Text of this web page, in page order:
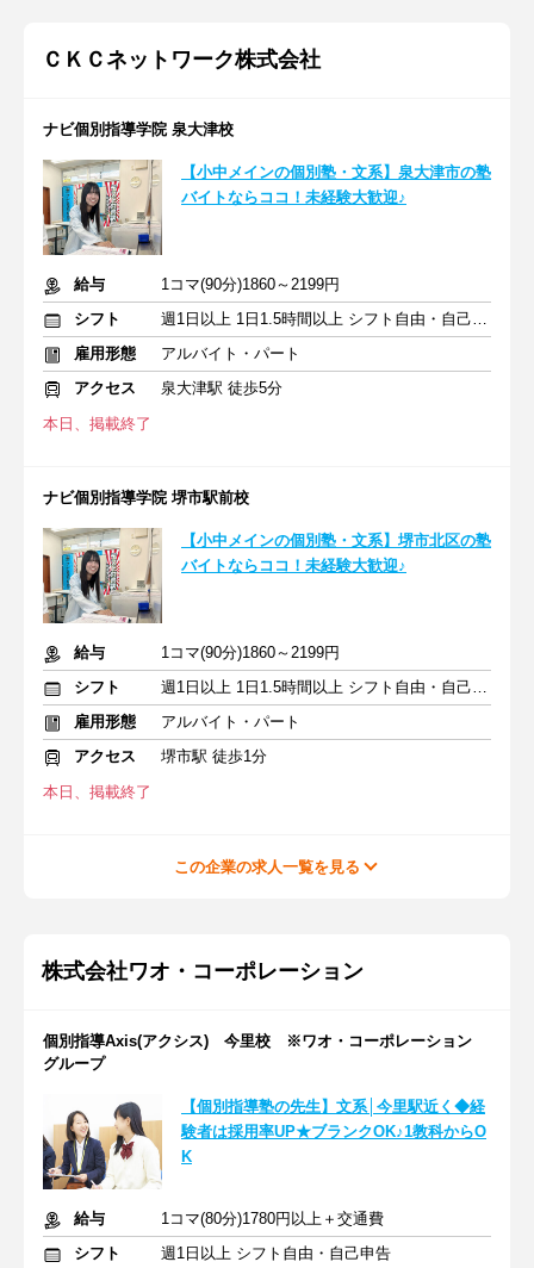
ＣＫＣネットワーク株式会社
ナビ個別指導学院 泉大津校
【小中メインの個別塾・文系】泉大津市の塾
バイトならココ！未経験大歓迎♪
給与
1コマ(90分)1860～2199円
シフト
週1日以上 1日1.5時間以上 シフト自由・自己申告
雇用形態
アルバイト・パート
アクセス
泉大津駅 徒歩5分
本日、掲載終了
ナビ個別指導学院 堺市駅前校
【小中メインの個別塾・文系】堺市北区の塾
バイトならココ！未経験大歓迎♪
給与
1コマ(90分)1860～2199円
シフト
週1日以上 1日1.5時間以上 シフト自由・自己申告
雇用形態
アルバイト・パート
アクセス
堺市駅 徒歩1分
本日、掲載終了
この企業の求人一覧を見る
株式会社ワオ・コーポレーション
個別指導Axis(アクシス) 今里校 ※ワオ・コーポレーション
グループ
【個別指導塾の先生】文系│今里駅近く◆経
験者は採用率UP★ブランクOK♪1教科からO
K
給与
1コマ(80分)1780円以上＋交通費
シフト
週1日以上 シフト自由・自己申告